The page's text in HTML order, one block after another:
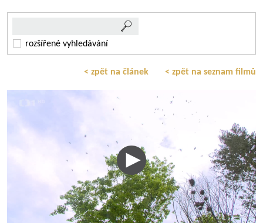
rozšířené vyhledávání
< zpět na článek < zpět na seznam filmů